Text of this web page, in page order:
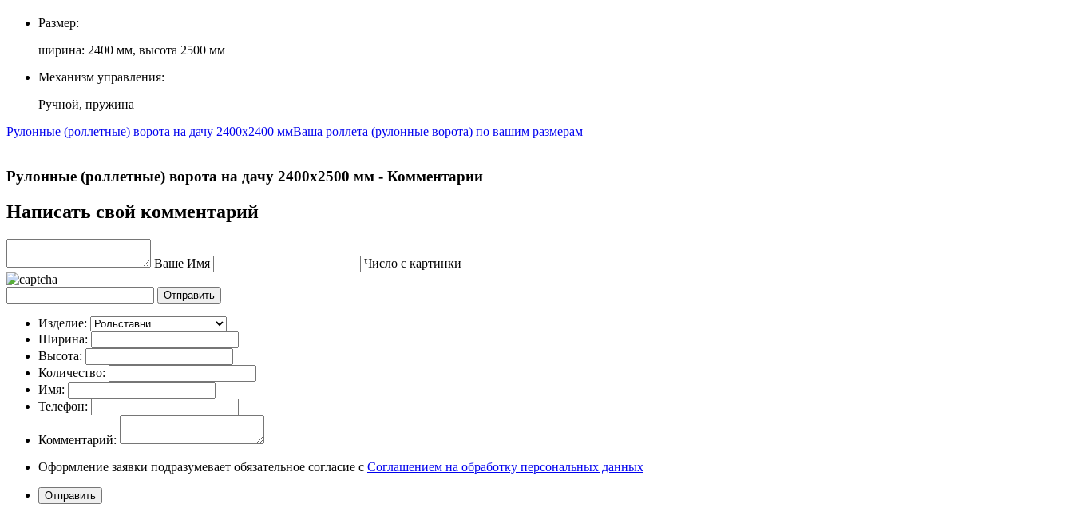
Размер:
ширина: 2400 мм, высота 2500 мм
Механизм управления:
Ручной, пружина
Рулонные (роллетные) ворота на дачу 2400х2400 ммВаша роллета (рулонные ворота) по вашим размерам
Рулонные (роллетные) ворота на дачу 2400х2500 мм - Комментарии
Написать свой комментарий
Ваше Имя Число с картинки
Изделие:
Ширина:
Высота:
Количество:
Имя:
Телефон:
Комментарий:
Оформление заявки подразумевает обязательное согласие с Соглашением на обработку персональных данных